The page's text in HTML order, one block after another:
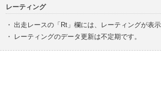
レーティング
・ 出走レースの「Rt」欄には、レーティングが表
・
レーティングのデータ更新は不定期です。